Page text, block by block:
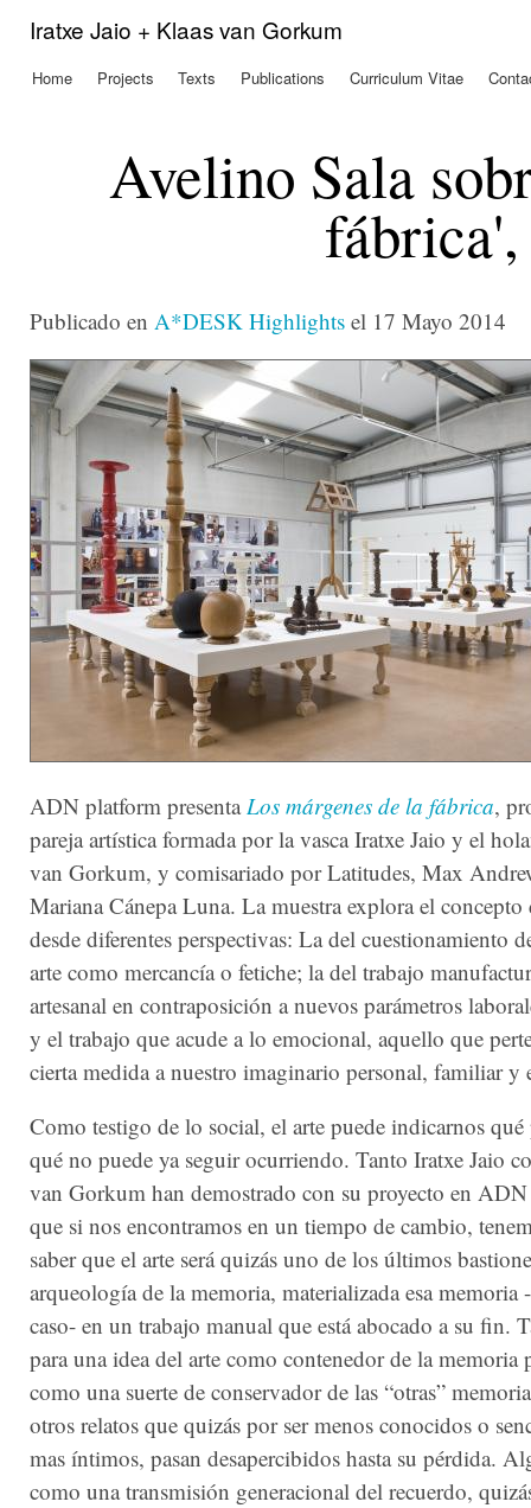
Iratxe Jaio + Klaas van Gorkum
Main menu
Home Projects Texts Publications Curriculum Vitae
Avelino Sala
Publicado en A*DESK Highlights el 17 Mayo 2014
ADN platform presentaLos márgenes de la fábrica,
pareja artística formada por la vasca Iratxe Jaio y el
van Gorkum, y comisariado por Latitudes, Max
Mariana Cánepa Luna. La muestra explora el concepto
desde diferentes perspectivas: La del cuestionamiento
arte como mercancía o fetiche; la del trabajo
artesanal en contraposición a nuevos parámetros
y el trabajo que acude a lo emocional, aquello que
cierta medida a nuestro imaginario personal, familiar y
Como testigo de lo social, el arte puede indicarnos qué
qué no puede ya seguir ocurriendo. Tanto Iratxe Jaio
van Gorkum han demostrado con su proyecto en
que si nos encontramos en un tiempo de cambio,
saber que el arte será quizás uno de los últimos
arqueología de la memoria, materializada esa memoria
caso- en un trabajo manual que está abocado a su fin.
para una idea del arte como contenedor de la memoria
como una suerte de conservador de las “otras”
otros relatos que quizás por ser menos conocidos o
mas íntimos, pasan desapercibidos hasta su pérdida.
como una transmisión generacional del recuerdo,